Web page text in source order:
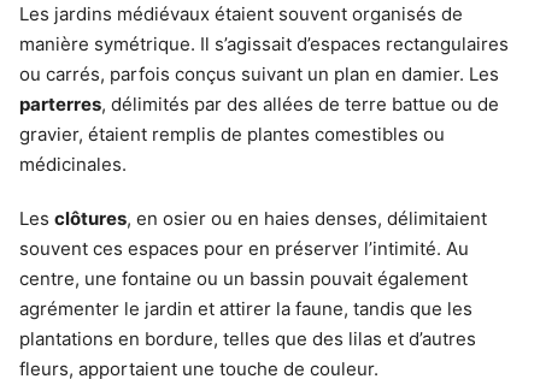
Les jardins médiévaux étaient souvent organisés de
manière symétrique. Il s’agissait d’espaces rectangulaires
ou carrés, parfois conçus suivant un plan en damier. Les
parterres, délimités par des allées de terre battue ou de
gravier, étaient remplis de plantes comestibles ou
médicinales.
Les clôtures, en osier ou en haies denses, délimitaient
souvent ces espaces pour en préserver l’intimité. Au
centre, une fontaine ou un bassin pouvait également
agrémenter le jardin et attirer la faune, tandis que les
plantations en bordure, telles que des lilas et d’autres
fleurs, apportaient une touche de couleur.